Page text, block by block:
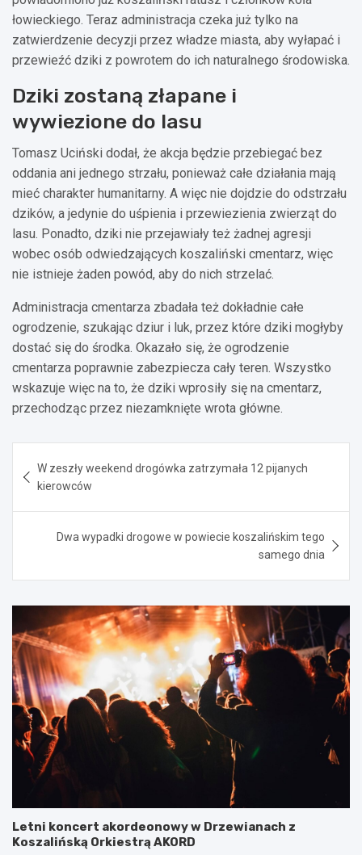
łowieckiego. Teraz administracja czeka już tylko na
zatwierdzenie decyzji przez władze miasta, aby wyłapać i
przewieźć dziki z powrotem do ich naturalnego środowiska.
Dziki zostaną złapane i
wywiezione do lasu
Tomasz Uciński dodał, że akcja będzie przebiegać bez
oddania ani jednego strzału, ponieważ całe działania mają
mieć charakter humanitarny. A więc nie dojdzie do odstrzału
dzików, a jedynie do uśpienia i przewiezienia zwierząt do
lasu. Ponadto, dziki nie przejawiały też żadnej agresji
wobec osób odwiedzających koszaliński cmentarz, więc
nie istnieje żaden powód, aby do nich strzelać.
Administracja cmentarza zbadała też dokładnie całe
ogrodzenie, szukając dziur i luk, przez które dziki mogłyby
dostać się do środka. Okazało się, że ogrodzenie
cmentarza poprawnie zabezpiecza cały teren. Wszystko
wskazuje więc na to, że dziki wprosiły się na cmentarz,
przechodząc przez niezamknięte wrota główne.
wpisu
W zeszły weekend drogówka zatrzymała 12 pijanych
kierowców
Dwa wypadki drogowe w powiecie koszalińskim tego
samego dnia
Letni koncert akordeonowy w Drzewianach z
Koszalińską Orkiestrą AKORD